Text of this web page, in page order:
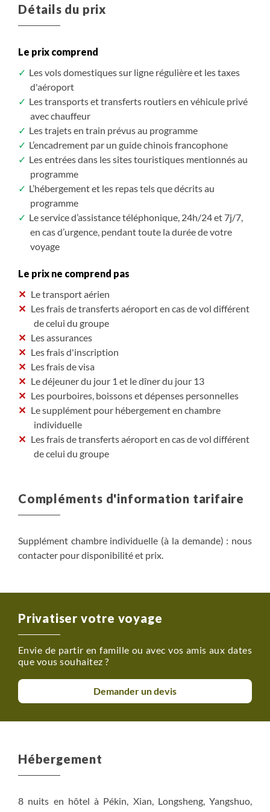
Assuré à partir de 4
Assuré à partir de 4
Détails du prix
Le prix comprend
Les vols domestiques sur ligne régulière et les taxes
d'aéroport
Les transports et transferts routiers en véhicule privé
avec chauffeur
Les trajets en train prévus au programme
L’encadrement par un guide chinois francophone
Les entrées dans les sites touristiques mentionnés au
programme
L’hébergement et les repas tels que décrits au
programme
Le service d’assistance téléphonique, 24h/24 et 7j/7,
en cas d’urgence, pendant toute la durée de votre
voyage
Le prix ne comprend pas
Le transport aérien
Les frais de transferts aéroport en cas de vol différent
de celui du groupe
Les assurances
Les frais d'inscription
Les frais de visa
Le déjeuner du jour 1 et le dîner du jour 13
Les pourboires, boissons et dépenses personnelles
Le supplément pour hébergement en chambre
individuelle
Les frais de transferts aéroport en cas de vol différent
de celui du groupe
Compléments d'information tarifaire
Supplément chambre individuelle (à la demande) : nous
contacter pour disponibilité et prix.
Privatiser votre voyage
Envie de partir en famille ou avec vos amis aux dates
que vous souhaitez ?
Demander un devis
Hébergement
8 nuits en hôtel à Pékin, Xian, Longsheng, Yangshuo,